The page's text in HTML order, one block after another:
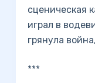
сценическая
играл в
грянула
***